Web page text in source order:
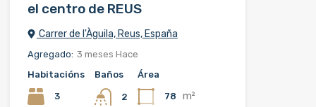
el centro de REUS
Carrer de l'Àguila, Reus, España
Agregado: 3 meses Hace
Habitacións
3
Baños
2
Área
78 m²